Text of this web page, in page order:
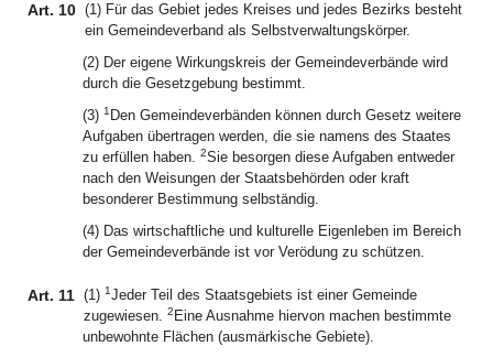
Art. 10 (1) Für das Gebiet jedes Kreises und jedes Bezirks besteht
ein Gemeindeverband als Selbstverwaltungskörper.
(2) Der eigene Wirkungskreis der Gemeindeverbände wird
durch die Gesetzgebung bestimmt.
(3) 1 Den Gemeindeverbänden können durch Gesetz weitere
Aufgaben übertragen werden, die sie namens des Staates
zu erfüllen haben. 2Sie besorgen diese Aufgaben entweder
nach den Weisungen der Staatsbehörden oder kraft
besonderer Bestimmung selbständig.
(4) Das wirtschaftliche und kulturelle Eigenleben im Bereich
der Gemeindeverbände ist vor Verödung zu schützen.
Art. 11 (1) 1Jeder Teil des Staatsgebiets ist einer Gemeinde
zugewiesen. 2 Eine Ausnahme hiervon machen bestimmte
unbewohnte Flächen (ausmärkische Gebiete).